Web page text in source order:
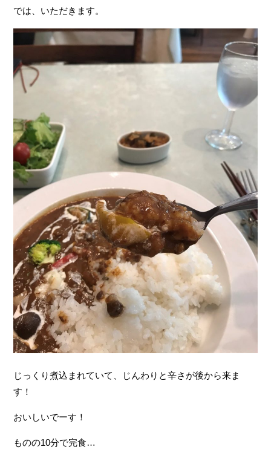
では、いただきます。
じっくり煮込まれていて、じんわりと辛さが後から来ま
す！
おいしいでーす！
ものの10分で完食…